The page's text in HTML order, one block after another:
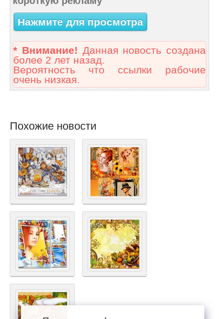
Нажмите для просмотра
* Внимание! Данная новость создана
более 2 лет назад.
Вероятность что ссылки рабочие
очень низкая.
Похожие новости